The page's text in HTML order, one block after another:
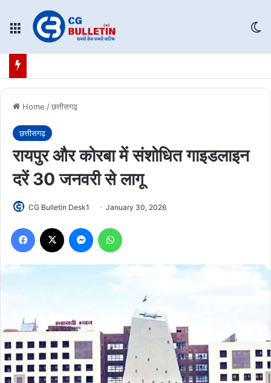
Menu
Home /छत्तीसगढ़
छत्तीसगढ़
रायपुर और कोरबा में संशोधित गाइडलाइन
दरें 30 जनवरी से लागू
CG Bulletin Desk1 January 30, 2026
Facebook Messenger